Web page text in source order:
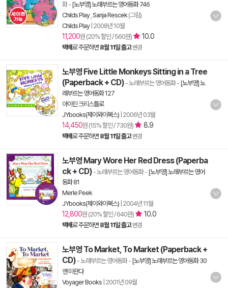
화- [노부영] 노래부르는 영어동화 746
Childs Play, Sanja Rescek(그림)
Childs Play| 2008년 10월
11,200원 (20% 할인 / 560원) 10.0
택배로 주문하면 8월 11일 출고 변경
노부영 Five Little Monkeys Sitting in a Tree
(Paperback + CD) - 노래부르는 영어동화- [노부영] 노
래부르는 영어동화 127
아이린 크리스틀로
JYbooks(제이와이북스) 2006년 03월
14,450원 (15% 할인 / 730원) 8.9
택배로 주문하면 8월 11일 출고 변경
노부영 Mary Wore Her Red Dress (Paperba
ck + CD) - 노래부르는 영어동화- [노부영] 노래부르는 영어
동화 81
Merle Peek
JYbooks(제이와이북스) 2004년 11월
12,800원 (20% 할인 / 640원) 10.0
택배로 주문하면 8월 11일 출고 변경
노부영 To Market, To Market (Paperback +
CD) - 노래부르는 영어동화- [노부영] 노래부르는 영어동화 30
앤 미란다
Voyager Books 2001년 09월